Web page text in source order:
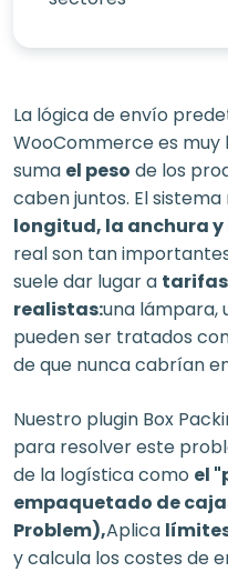
La lógica de envío
WooCommerce es muy
suma el peso de los
caben juntos. El
longitud, la anchura
real son tan
suele dar lugar a tarifas
realistas:una lámpara,
pueden ser tratados
de que nunca cabrían
Nuestro plugin Box
para resolver este
de la logística como el
empaquetado de
Problem),Aplica
y calcula los costes de